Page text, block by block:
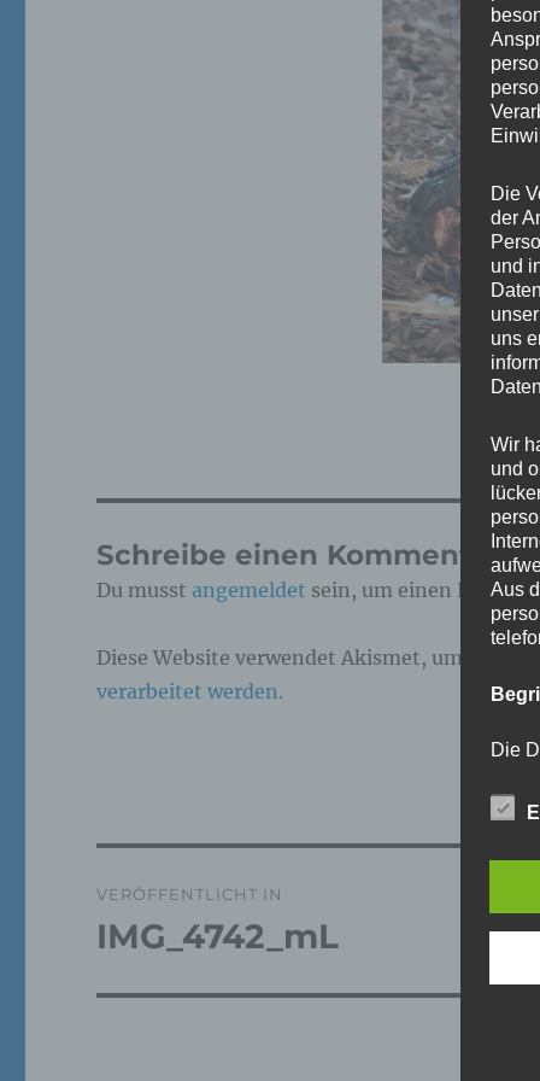
Schreibe einen Kommentar
Du musst angemeldet sein, um einen
Diese Website verwendet Akismet, um Spam
verarbeitet werden.
VERÖFFENTLICHT IN
IMG_4742_mL
Die
der
und
uns
Wir
und
Aus
Die
dies
Wir